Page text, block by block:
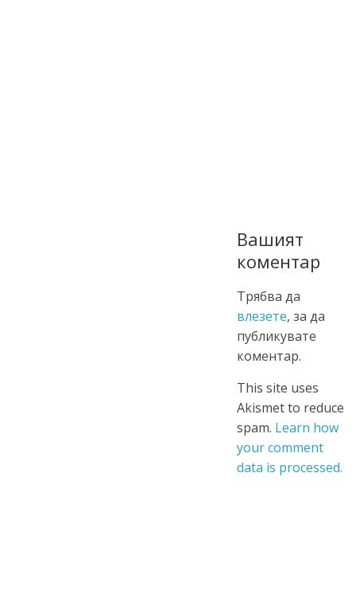
Вашият
коментар
Трябва да
влезете, за да
публикувате
коментар.
This site uses
Akismet to reduce
spam. Learn how
your comment
data is processed.